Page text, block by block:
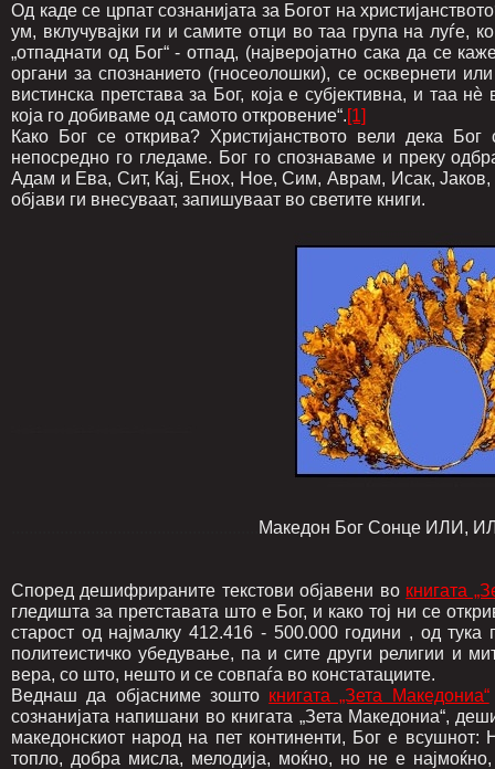
Од каде се црпат сознанијата за Богот на
ум, вклучувајки ги и самите отци во таа група на луѓе,
„отпаднати од Бог“ - отпад, (најверојатно сака да се
органи за спознанието (гносеолошки), се осквернети
вистинска претстава за Бог, која е субјективна, и таа
која го добиваме од самото откровение“.[1]
Како Бог се открива? Христијанството вели дека
непосредно го гледаме. Бог го спознаваме и преку
Адам и Ева, Сит, Кај, Енох, Ное, Сим, Аврам, Исак, Јаков,
објави ги внесуваат, запишуваат во светите книги.
Македон Бог Сонце ИЛИ,
Според дешифрираните текстови објавени во книгата
гледишта за претставата што е Бог, и како тој ни се
старост од најмалку 412.416 - 500.000 години , од тука
политеистичко убедување, па и сите други религии и
вера, со што, нешто и се совпаѓа во констатациите.
Веднаш да објасниме зошто книгата „Зета Македониа“
сознанијата напишани во книгата „Зета Македониа“,
македонскиот народ на пет континенти, Бог е
топло, добра мисла, мелодија, моќно, но не е